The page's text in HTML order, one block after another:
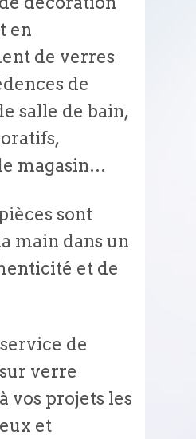
en
de verres
de
salle de bain,
magasin…
sont
main dans un
et de
de
verre
vos projets les
et